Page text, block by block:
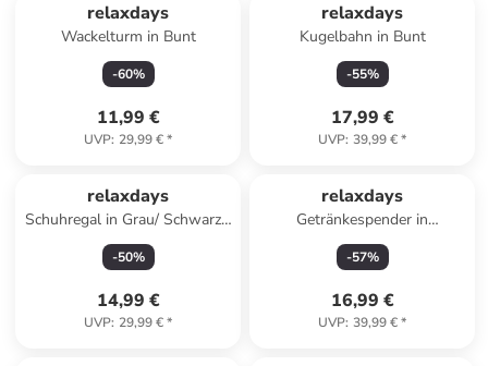
relaxdays
Wackelturm in Bunt
-60%
11,99 €
UVP: 29,99 €*
relaxdays
Kugelbahn in Bunt
-55%
17,99 €
UVP: 39,99 €*
relaxdays
Schuhregal in Grau/ Schwarz -
(B)38 x (H)121 x (T)30 cm
-50%
14,99 €
UVP: 29,99 €*
relaxdays
Getränkespender in
Transparent - 4 Liter
-57%
16,99 €
UVP: 39,99 €*